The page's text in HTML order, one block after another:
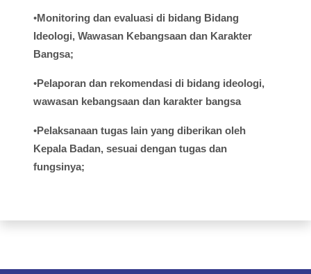
•Monitoring dan evaluasi di bidang Bidang
Ideologi, Wawasan Kebangsaan dan Karakter
Bangsa;
•Pelaporan dan rekomendasi di bidang ideologi,
wawasan kebangsaan dan karakter bangsa
•Pelaksanaan tugas lain yang diberikan oleh
KepalaBadan, sesuai dengan tugas dan
fungsinya;